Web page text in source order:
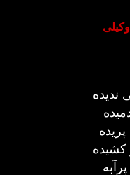
كشیده